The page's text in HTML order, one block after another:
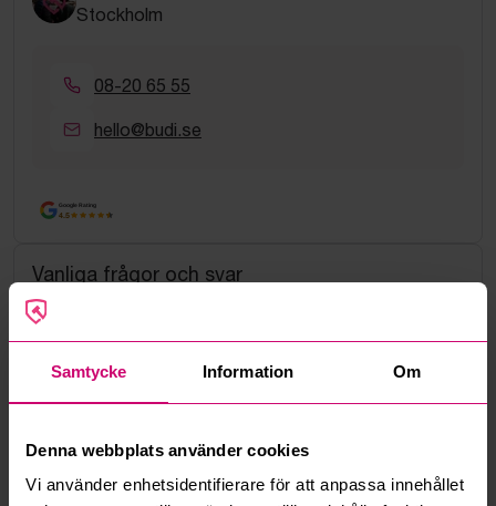
Samtycke Information Om
Denna webbplats använder cookies
Vi använder enhetsidentifierare för att anpassa innehållet
Stockholm
08-20 65 55
hello@budi.se
Google Rating
4.5
Vanliga frågor och svar
Hur fungerar manuella bud?
Vad innebär serviceavgift?
Hur fungerar maxbud?